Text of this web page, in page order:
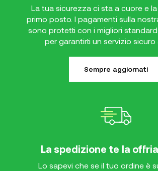
La tua sicurezza ci sta a cuore e
primo posto. I pagamenti sulla
sono protetti con i migliori
per garantirti un servizio sicuro
Sempre aggiornati
La spedizione te la
Lo sapevi che se il tuo ordine è